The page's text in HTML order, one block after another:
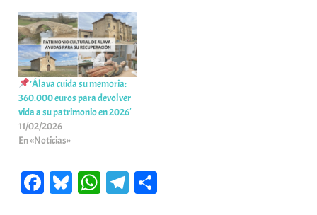
’Álava cuida su memoria:
360.000 euros para devolver
vida a su patrimonio en 2026′
11/02/2026
En «Noticias»
Fa Bl W Te